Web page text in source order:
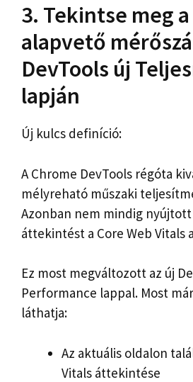
3. Tekintse meg
alapvető
DevTools új
lapján
Új kulcs definíció:
A Chrome DevTools régóta
mélyreható műszaki
Azonban nem mindig
áttekintést a Core Web Vitals
Ez most megváltozott az új
Performance lappal. Most
láthatja:
Az aktuális oldalon
Vitals áttekintése